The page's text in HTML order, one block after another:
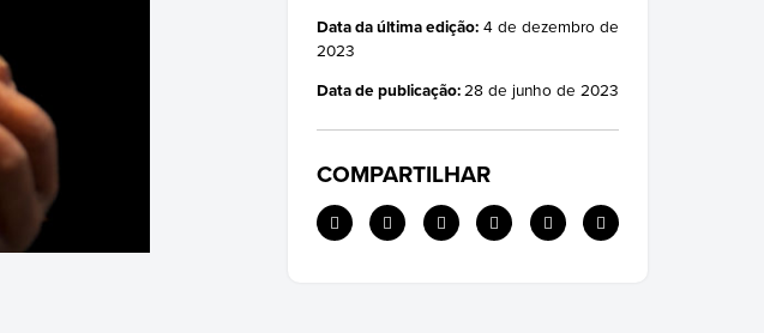
Data da última edição: 4 de dezembro de
2023
Data de publicação:28 de junho de 2023
COMPARTILHAR